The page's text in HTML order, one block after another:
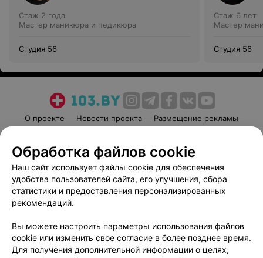
Стаж 2 года
Мастер маникюра и педикюра
Студия 56
Стаж 6 лет
Мастер
Студия 56
О проекте Новости проекта
Размещение рекламы
Пользовательское соглашение
Способы оплаты
Вакансии
Партнеры
Написать руководителю 103.by
Обработка персональных данных
Обработка файлов cookie
Наш сайт использует файлы cookie для обеспечения
удобства пользователей сайта, его улучшения, сбора
статистики и предоставления персонализированных
рекомендаций.
Вы можете настроить параметры использования файлов
cookie или изменить свое согласие в более позднее время.
Для получения дополнительной информации о целях,